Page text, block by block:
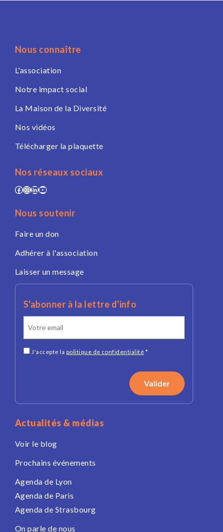
Nous connaître
L'association
Notre impact social
La Maison de la Diversité
Nos vidéos
Télécharger la plaquette
Nos réseaux sociaux
Facebook
Instagram
LinkedIn
YouTube
Nous soutenir
Faire un don
Adhérer à l'association
Laisser un message
S'abonner à la lettre d'info
J'accepte la politique de confidentialité *
Actualités & médias
Voir le blog
Prochains événements
Agenda de Lyon
Agenda de Paris
Agenda de Strasbourg
On parle de nous